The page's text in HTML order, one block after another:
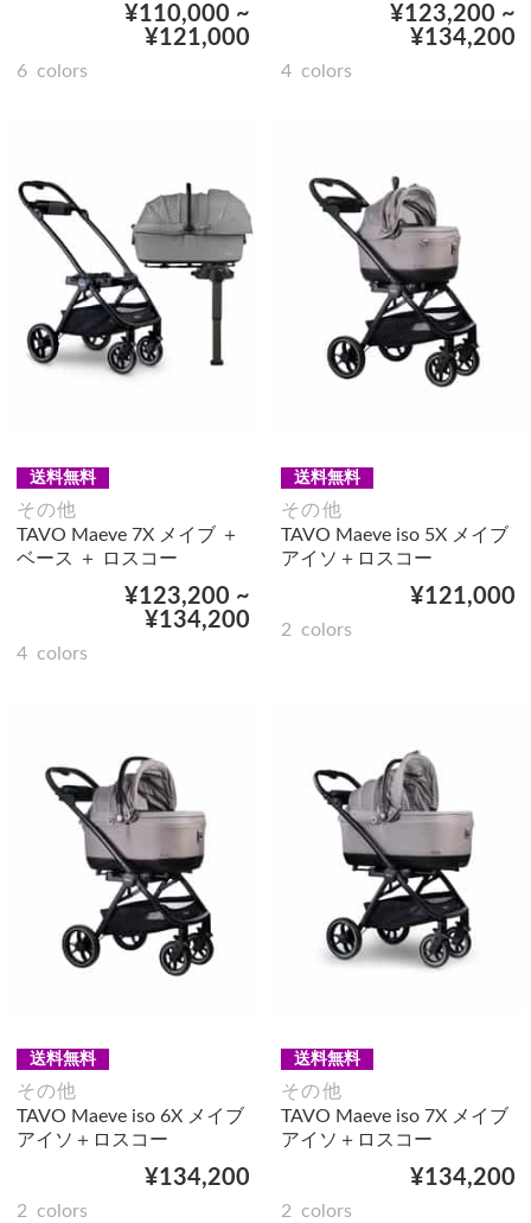
¥110,000 ~
¥121,000
6 colors
¥123,200 ~
¥134,200
4 colors
送料無料
その他
TAVO Maeve 7X メイブ ＋
ベース ＋ ロスコー
¥123,200 ~
¥134,200
4 colors
送料無料
その他
TAVO Maeve iso 5X メイブ
アイソ＋ロスコー
¥121,000
2 colors
送料無料
その他
TAVO Maeve iso 6X メイブ
アイソ＋ロスコー
¥134,200
2 colors
送料無料
その他
TAVO Maeve iso 7X メイブ
アイソ＋ロスコー
¥134,200
2 colors